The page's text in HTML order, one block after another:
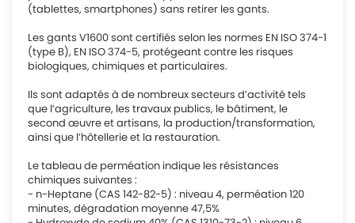
(tablettes, smartphones) sans retirer les gants.
Les gants V1600 sont certifiés selon les normes EN ISO 374-1
(type B), EN ISO 374-5, protégeant contre les risques
biologiques, chimiques et particulaires.
Ils sont adaptés à de nombreux secteurs d’activité tels
que l’agriculture, les travaux publics, le bâtiment, le
second œuvre et artisans, la production/transformation,
ainsi que l’hôtellerie et la restauration.
Le tableau de perméation indique les résistances
chimiques suivantes :
- n-Heptane (CAS 142-82-5) : niveau 4, perméation 120
minutes, dégradation moyenne 47,5%